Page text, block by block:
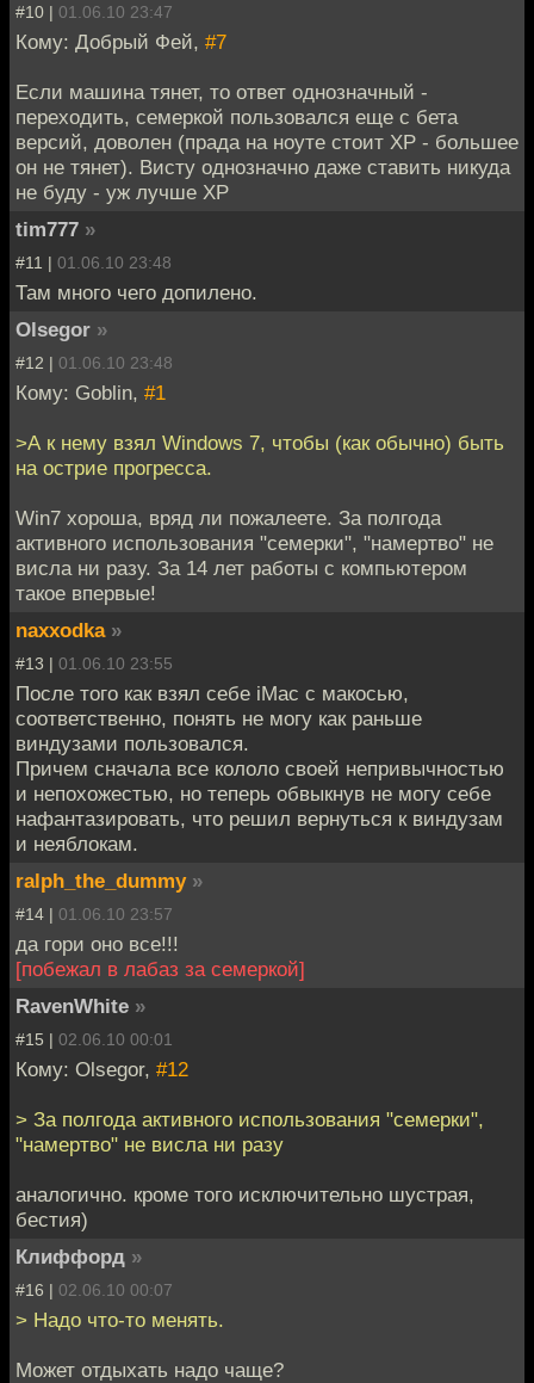
#10 | 01.06.10 23:47
Кому: Добрый Фей, #7
Если машина тянет, то ответ однозначный -
переходить, семеркой пользовался еще с бета
версий, доволен (прада на ноуте стоит ХР - большее
он не тянет). Висту однозначно даже ставить никуда
не буду - уж лучше ХР
tim777 »
#11 | 01.06.10 23:48
Там много чего допилено.
Olsegor »
#12 | 01.06.10 23:48
Кому: Goblin, #1
>А к нему взял Windows 7, чтобы (как обычно) быть
на острие прогресса.
Win7 хороша, вряд ли пожалеете. За полгода
активного использования "семерки", "намертво" не
висла ни разу. За 14 лет работы с компьютером
такое впервые!
naxxodka »
#13 | 01.06.10 23:55
После того как взял себе iMac с макосью,
соответственно, понять не могу как раньше
виндузами пользовался.
Причем сначала все кололо своей непривычностью
и непохожестью, но теперь обвыкнув не могу себе
нафантазировать, что решил вернуться к виндузам
и неяблокам.
ralph_the_dummy »
#14 | 01.06.10 23:57
да гори оно все!!!
[побежал в лабаз за семеркой]
RavenWhite »
#15 | 02.06.10 00:01
Кому: Olsegor, #12
> За полгода активного использования "семерки",
"намертво" не висла ни разу
аналогично. кроме того исключительно шустрая,
бестия)
Клиффорд »
#16 | 02.06.10 00:07
> Надо что-то менять.
Может отдыхать надо чаще?